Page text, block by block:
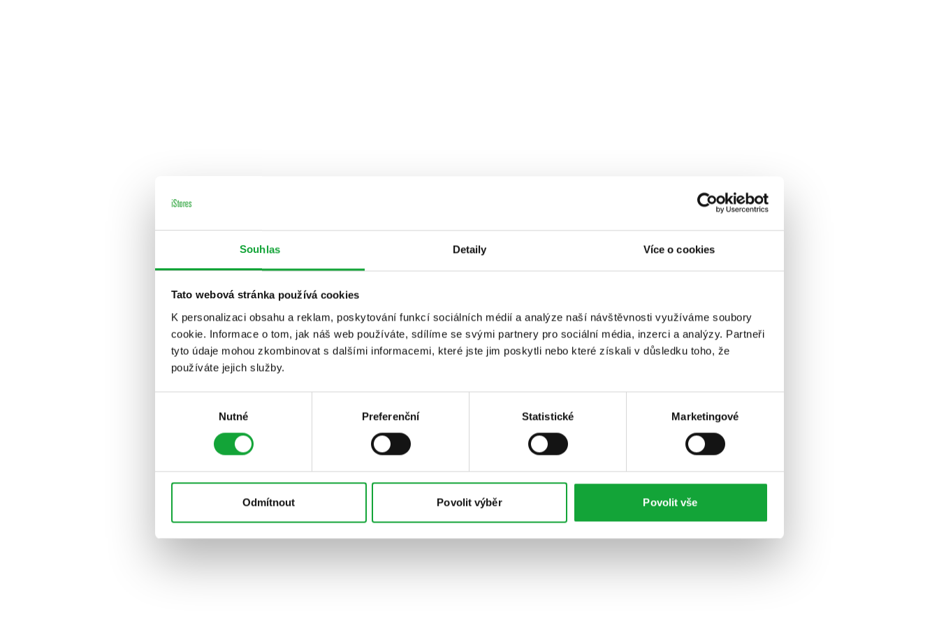
Souhlas Detaily Více o cookies
Tato webová stránka používá cookies
K personalizaci obsahu a reklam, poskytování funkcí sociálních médií a analýze naší návštěvnosti využíváme soubory
cookie. Informace o tom, jak náš web používáte, sdílíme se svými partnery pro sociální média, inzerci a analýzy. Partneři
tyto údaje mohou zkombinovat s dalšími informacemi, které jste jim poskytli nebo které získali v důsledku toho, že
používáte jejich služby.
Nutné Preferenční Statistické Marketingové
Odmítnout Povolit výběr Povolit vše